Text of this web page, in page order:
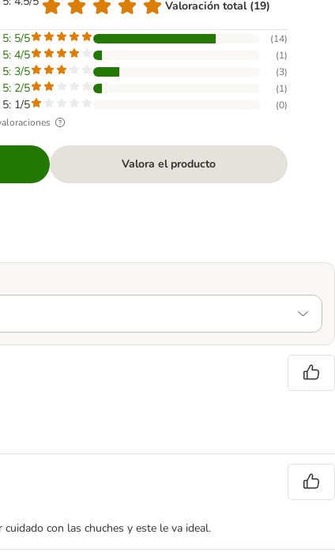
Valoración total (19)
5/5 (14)
4/5 (1)
3/5 (3)
2/5 (1)
1/5 (0)
Valora el producto
con las chuches y este le va ideal.